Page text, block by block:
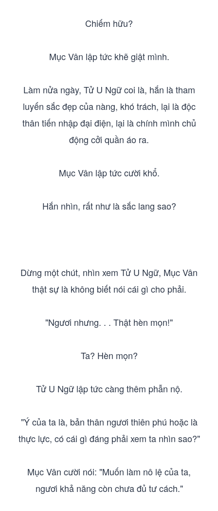
Chiếm hữu?
Mục Vân lập tức khẽ giật mình.
Làm nửa ngày, Tử U Ngữ coi là, hắn là tham
luyến sắc đẹp của nàng, khó trách, lại là độc
thân tiến nhập đại điện, lại là chính mình chủ
động cởi quần áo ra.
Mục Vân lập tức cười khổ.
Hắn nhìn, rất như là sắc lang sao?
Dừng một chút, nhìn xem Tử U Ngữ, Mục Vân
thật sự là không biết nói cái gì cho phải.
"Ngươi nhưng. . . Thật hèn mọn!"
Ta? Hèn mọn?
Tử U Ngữ lập tức càng thêm phẫn nộ.
"Ý của ta là, bản thân ngươi thiên phú hoặc là
thực lực, có cái gì đáng phải xem ta nhìn sao?"
Mục Vân cười nói: "Muốn làm nô lệ của ta,
ngươi khả năng còn chưa đủ tư cách."